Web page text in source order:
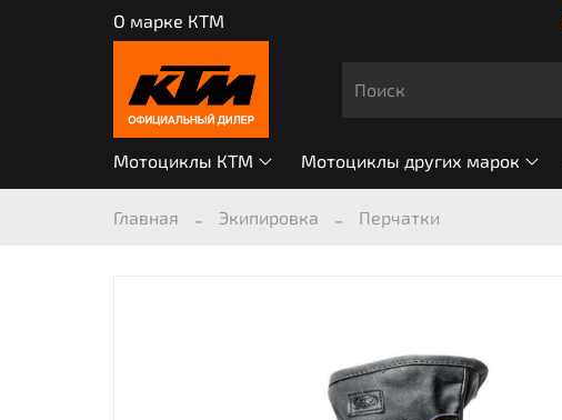
О марке КТМ
Мотоциклы КТМ Мотоциклы других марок
Главная Экипировка Перчатки